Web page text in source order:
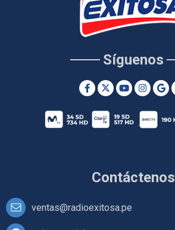
Contáctenos
ventas@radioexitosa.pe
Síguenos